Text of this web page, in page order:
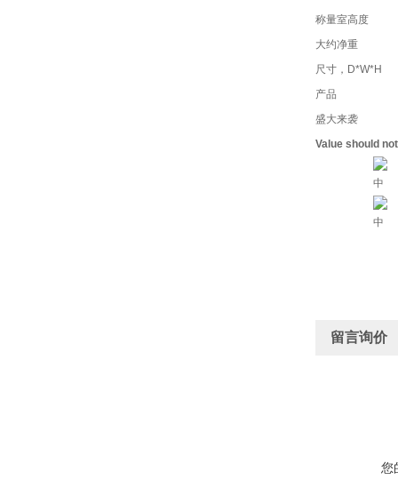
称量室高度
大约净重
尺寸，D*W*H
产品
盛大来袭
Value should
中
中
留言询价
您